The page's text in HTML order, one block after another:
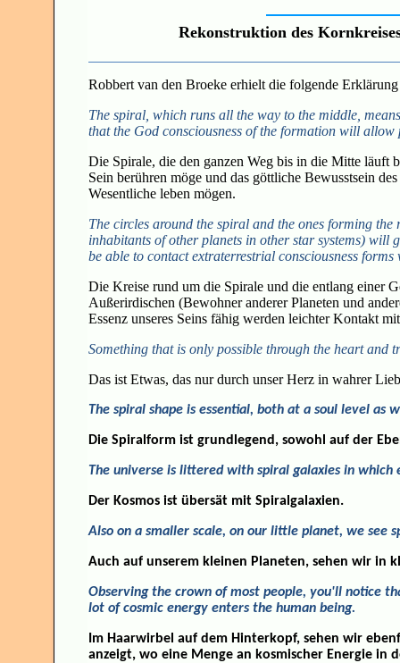
Rekonstruktion des
Robbert van den Broeke erhielt die folgende
The spiral, which runs all the way to the middle,
that the God consciousness of the formation will allow
Die Spirale, die den ganzen Weg bis in die Mitte läuft
Sein berühren möge und das göttliche Bewusstsein
Wesentliche leben mögen.
The circles around the spiral and the ones forming
inhabitants of other planets in other star systems) will
be able to contact extraterrestrial consciousness forms
Die Kreise rund um die Spirale und die entlang einer
Außerirdischen (Bewohner anderer Planeten und
Essenz unseres Seins fähig werden leichter Kontakt
Something that is only possible through the heart and
Das ist Etwas, das nur durch unser Herz in wahrer
The spiral shape is essential, both at a soul level
Die Spiralform ist grundlegend, sowohl auf der
The universe is littered with spiral galaxies in
Der Kosmos ist übersät mit Spiralgalaxien.
Also on a smaller scale, on our little planet, we see
Auch auf unserem kleinen Planeten, sehen wir in
Observing the crown of most people, you'll notice
lot of cosmic energy enters the human being.
Im Haarwirbel auf dem Hinterkopf, sehen wir
anzeigt, wo eine Menge an kosmischer Energie in